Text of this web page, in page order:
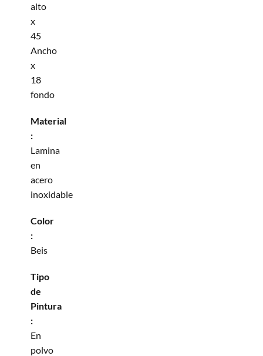
alto
x
45
Ancho
x
18
fondo
Material
:
Lamina
en
acero
inoxidable
Color
:
Beis
Tipo
de
Pintura
:
En
polvo